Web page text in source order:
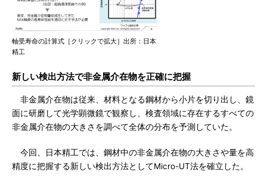
軸受寿命の計算式［クリックで拡大］出所：日本
精工
新しい検出方法で非金属介在物を正確に把握
非金属介在物は従来、材料となる鋼材から小片を切り出し、鏡
面に研磨して光学顕微鏡で観察し、検査領域に存在するすべての
非金属介在物の大きさを調べて全体の分布を予測していた。
今回、日本精工では、鋼材中の非金属介在物の大きさや量を高
精度に把握する新しい検出方法としてMicro-UT法を確立した。